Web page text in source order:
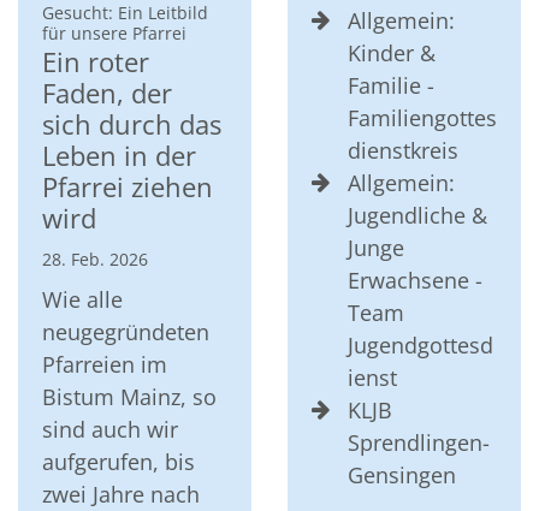
Gesucht: Ein Leitbild
für unsere Pfarrei
Ein roter
Faden, der
sich durch das
Leben in der
Pfarrei ziehen
wird
28. Feb. 2026
Wie alle
neugegründeten
Pfarreien im
Bistum Mainz, so
sind auch wir
aufgerufen, bis
zwei Jahre nach
Allgemein:
Kinder &
Familie -
Familiengottes
dienstkreis
Allgemein:
Jugendliche &
Junge
Erwachsene -
Team
Jugendgottesd
ienst
KLJB
Sprendlingen-
Gensingen